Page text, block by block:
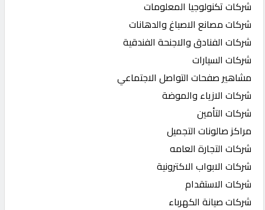
شركات تكنولوجيا المعلومات
شركات مصانع الاصباغ والدهانات
شركات الفنادق والاجنحة الفندقية
شركات السيارات
مشاهير صفحات التواصل الاجتماعي
شركات الازياء والموضة
شركات التأمين
مراكز صالونات التجميل
شركات التجارة العامه
شركات الابواب الاكترونية
شركات الاستقدام
شركات صيانة الكهرباء